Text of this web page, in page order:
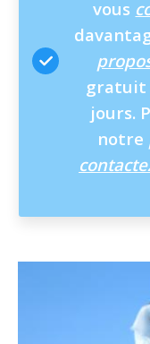
vous
gratuit
jours.
notre